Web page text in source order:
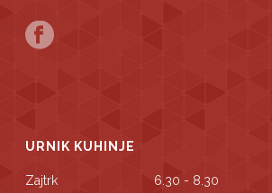
URNIK KUHINJE
Zajtrk
6.30 - 8.30